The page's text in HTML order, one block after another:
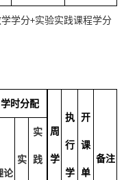
学分+实验实践课程学分
学时分配
周
学
执
行
学
开
课
单
备注
论
实
实
践